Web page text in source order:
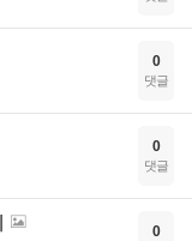
0
댓글
0
댓글
0